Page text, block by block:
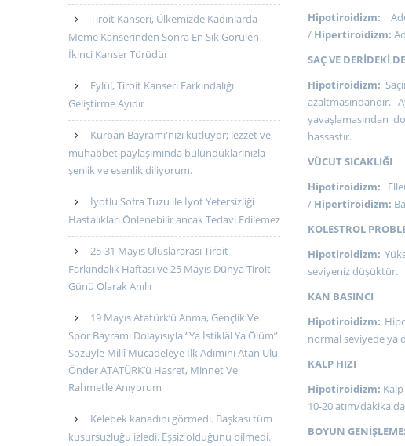
Tiroit Kanseri, Ülkemizde Kadınlarda
Meme Kanserinden Sonra En Sık Görülen
İkinci Kanser Türüdür
Eylül, Tiroit Kanseri Farkındalığı
Geliştirme Ayıdır
Kurban Bayramı'nızı kutluyor; lezzet ve
muhabbet paylaşımında bulunduklarınızla
şenlik ve esenlik diliyorum.
İyotlu Sofra Tuzu ile İyot Yetersizliği
Hastalıkları Önlenebilir ancak Tedavi Edilemez
25-31 Mayıs Uluslararası Tiroit
Farkındalık Haftası ve 25 Mayıs Dünya Tiroit
Günü Olarak Anılır
19 Mayıs Atatürk’ü Anma, Gençlik Ve
Spor Bayramı Dolayısıyla “Ya İstiklâl Ya Ölüm”
Sözüyle Millî Mücadeleye İlk Adımını Atan Ulu
Önder ATATÜRK’ü Hasret, Minnet Ve
Rahmetle Anıyorum
Kelebek kanadını görmedi. Başkası tüm
kusursuzluğu izledi. Eşsiz olduğunu bilmedi.
Hipotiroidizm:
/ Hipertiroidizm:
SAÇ VE DERİDEKİ
Hipotiroidizm:
yavaşlamasından
hassastır.
VÜCUT SICAKLIĞI
Hipotiroidizm:
/ Hipertiroidizm:
KOLESTROL
Hipotiroidizm:
seviyeniz düşüktür.
KAN BASINCI
Hipotiroidizm:
normal seviyede ya
KALP HIZI
Hipotiroidizm:
10-20 atım/dakika
BOYUN